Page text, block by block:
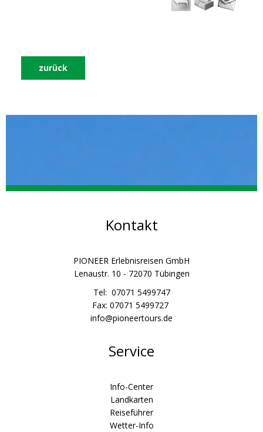
zurück
Kontakt
PIONEER Erlebnisreisen GmbH
Lenaustr. 10 - 72070 Tübingen
Tel: 07071 5499747
Fax: 07071 5499727
info@pioneertours.de
Service
Info-Center
Landkarten
Reiseführer
Wetter-Info